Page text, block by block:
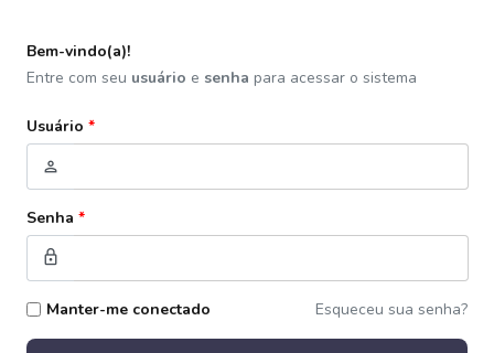
Bem-vindo(a)!
Entre com seu usuário e senha para acessar o sistema
Usuário *
person
Senha *
lock
Manter-me conectado Esqueceu sua senha?